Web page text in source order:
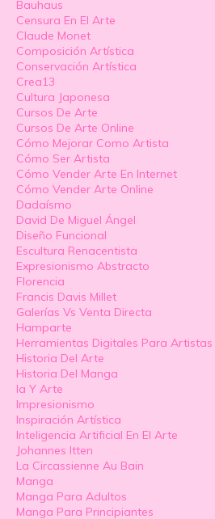
Bauhaus
Censura En El Arte
Claude Monet
Composición Artística
Conservación Artística
Crea13
Cultura Japonesa
Cursos De Arte
Cursos De Arte Online
Cómo Mejorar Como Artista
Cómo Ser Artista
Cómo Vender Arte En Internet
Cómo Vender Arte Online
Dadaísmo
David De Miguel Ángel
Diseño Funcional
Escultura Renacentista
Expresionismo Abstracto
Florencia
Francis Davis Millet
Galerías Vs Venta Directa
Hamparte
Herramientas Digitales Para Artistas
Historia Del Arte
Historia Del Manga
Ia Y Arte
Impresionismo
Inspiración Artística
Inteligencia Artificial En El Arte
Johannes Itten
La Circassienne Au Bain
Manga
Manga Para Adultos
Manga Para Principiantes